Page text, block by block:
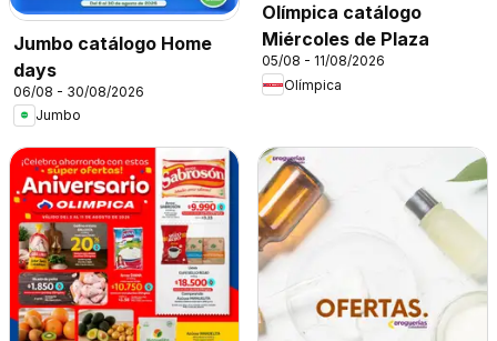
Jumbo catálogo Home
days
06/08 - 30/08/2026
Jumbo
Olímpica catálogo
Miércoles de Plaza
05/08 - 11/08/2026
Olímpica